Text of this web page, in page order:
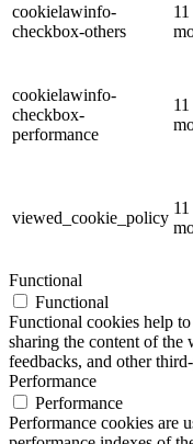
cookielawinfo-
checkbox-others
11
cookielawinfo-
checkbox-
performance
11
viewed_cookie_policy
11
Functional
Functional
Functional cookies help
sharing the content of the
feedbacks, and other
Performance
Performance
Performance cookies are